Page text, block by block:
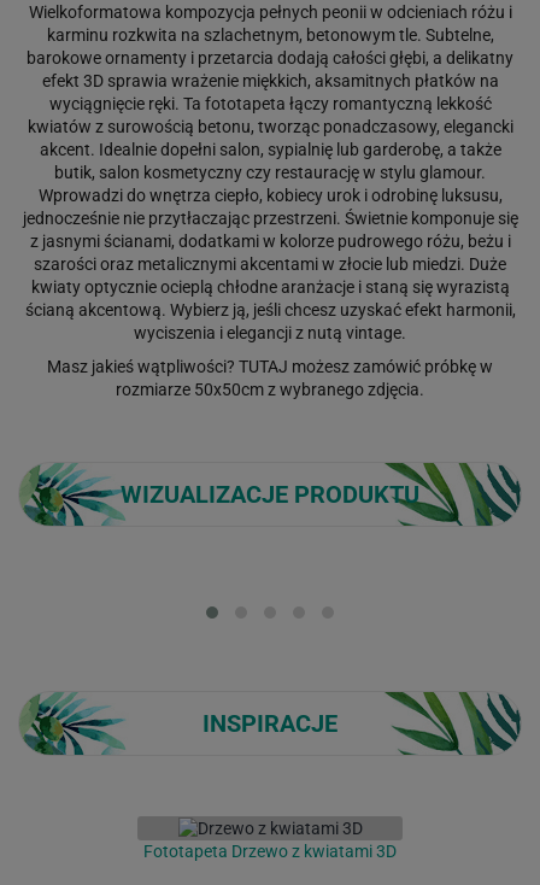
Wielkoformatowa kompozycja pełnych peonii w odcieniach różu i
karminu rozkwita na szlachetnym, betonowym tle. Subtelne,
barokowe ornamenty i przetarcia dodają całości głębi, a delikatny
efekt 3D sprawia wrażenie miękkich, aksamitnych płatków na
wyciągnięcie ręki. Ta fototapeta łączy romantyczną lekkość
kwiatów z surowością betonu, tworząc ponadczasowy, elegancki
akcent. Idealnie dopełni salon, sypialnię lub garderobę, a także
butik, salon kosmetyczny czy restaurację w stylu glamour.
Wprowadzi do wnętrza ciepło, kobiecy urok i odrobinę luksusu,
jednocześnie nie przytłaczając przestrzeni. Świetnie komponuje się
z jasnymi ścianami, dodatkami w kolorze pudrowego różu, beżu i
szarości oraz metalicznymi akcentami w złocie lub miedzi. Duże
kwiaty optycznie ocieplą chłodne aranżacje i staną się wyrazistą
ścianą akcentową. Wybierz ją, jeśli chcesz uzyskać efekt harmonii,
wyciszenia i elegancji z nutą vintage.
Masz jakieś wątpliwości? TUTAJ możesz zamówić próbkę w
rozmiarze 50x50cm z wybranego zdjęcia.
WIZUALIZACJE PRODUKTU
INSPIRACJE
Fototapeta Drzewo z kwiatami 3D